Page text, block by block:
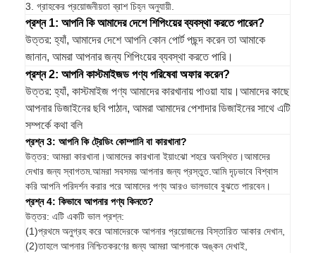
3. গ্রাহকের প্রয়োজনীয়তা ব্রাশ চিহ্ন অনুযায়ী.
প্রশ্ন 1: আপনি কি আমাদের দেশে শিপিংয়ের ব্যবস্থা করতে পারেন?
উত্তর: হ্যাঁ, আমাদের দেশে আপনি কোন পোর্ট পছন্দ করেন তা আমাকে
জানান, আমরা আপনার জন্য শিপিংয়ের ব্যবস্থা করতে পারি।
প্রশ্ন 2: আপনি কাস্টমাইজড পণ্য পরিষেবা অফার করেন?
উত্তর: হ্যাঁ, কাস্টমাইজ পণ্য আমাদের কারখানায় পাওয়া যায়।আমাদের কাছে
আপনার ডিজাইনের ছবি পাঠান, আমরা আমাদের পেশাদার ডিজাইনের সাথে এটি
সম্পর্কে কথা বলি
প্রশ্ন 3: আপনি কি ট্রেডিং কোম্পানি বা কারখানা?
উত্তর: আমরা কারখানা।আমাদের কারখানা ইয়াংঝো শহরে অবস্থিত।আমাদের
দেখার জন্য স্বাগতম.আমরা সবসময় আপনার জন্য প্রস্তুত.আমি দৃঢ়ভাবে বিশ্বাস
করি আপনি পরিদর্শন করার পরে আমাদের পণ্য আরও ভালভাবে বুঝতে পারবেন।
প্রশ্ন 4: কিভাবে আপনার পণ্য কিনতে?
উত্তর: এটি একটি ভাল প্রশ্ন:
(1)প্রথমে অনুগ্রহ করে আমাদেরকে আপনার প্রয়োজনের বিস্তারিত আকার দেখান,
(2)তাহলে আপনার নিশ্চিতকরণের জন্য আমরা আপনাকে অঙ্কন দেখাই,